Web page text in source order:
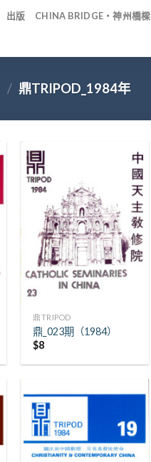
出版 CHINA BRIDGE・神州橋樑
/ 鼎TRIPOD_1984年
鼎TRIPOD
鼎_023期（1984）
$8